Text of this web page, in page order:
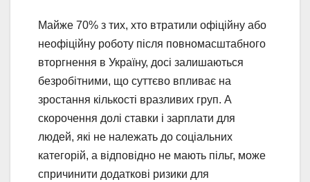
Майже 70% з тих, хто втратили офіційну або
неофіційну роботу після повномасштабного
вторгнення в Україну, досі залишаються
безробітними, що суттєво впливає на
зростання кількості вразливих груп. А
скорочення долі ставки і зарплати для
людей, які не належать до соціальних
категорій, а відповідно не мають пільг, може
спричинити додаткові ризики для